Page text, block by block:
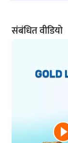
आपके सोने की
आंध्र प्रदेश में सोने का
संबंधित वीडियो